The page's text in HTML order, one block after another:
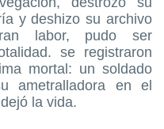
y deshizo su archivo
labor, pudo ser
se registraron
mortal: un soldado
ametralladora en el
la vida.